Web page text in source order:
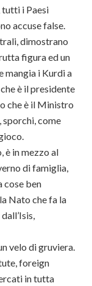
tutti i Paesi
accuse false.
dimostrano
figura ed un
mangia i Kurdi a
è il presidente
che è il Ministro
sporchi, come
è in mezzo al
di famiglia,
cose ben
Nato che fa la
velo di gruviera.
foreign
in tutta